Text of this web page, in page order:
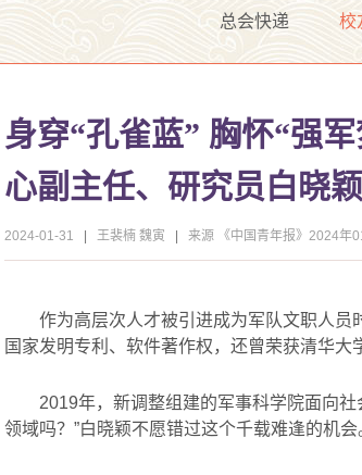
总会快递 校
身穿“孔雀蓝” 胸怀“强
心副主任、研究员白晓颖
2024-01-31 王裴楠 魏寅 来源 《中国青年报》2024年
作为高层次人才被引进成为军队文职人
国家发明专利、软件著作权，还曾荣获清华大
2019年，新调整组建的军事科学院面向社
领域吗？ ”白晓颖不愿错过这个千载难逢的机会